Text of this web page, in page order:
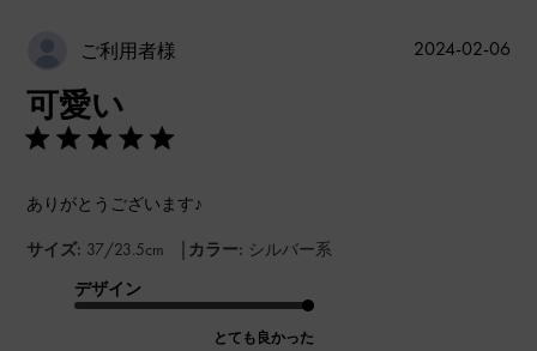
ご利用者様
可愛い
ありがとうございます♪
サイズ: 37/23.5cm | カラー: シルバー系
デザイン
とても良かった
公
2024-02-06